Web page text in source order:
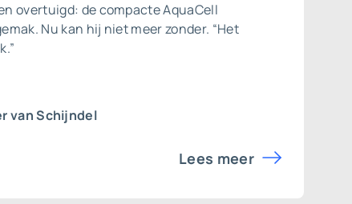
overtuigd: de compacte AquaCell
Nu kan hij niet meer zonder. “Het
van Schijndel
Lees meer